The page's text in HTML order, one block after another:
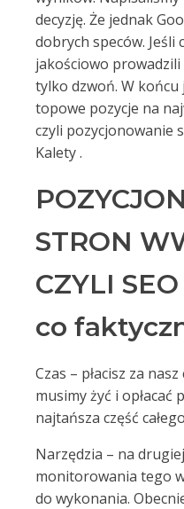
decyzję. Że jednak
dobrych speców. Jeśli
jakościowo
tylko dzwoń. W
topowe pozycje na
czyli pozycjonowanie
Kalety .
STRON
CZYLI
co
Czas – płacisz za
musimy żyć i
najtańsza część
Narzędzia – na
monitorowania tego
do wykonania.